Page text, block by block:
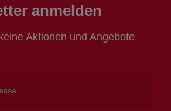
anmelden
Aktionen und Angebote